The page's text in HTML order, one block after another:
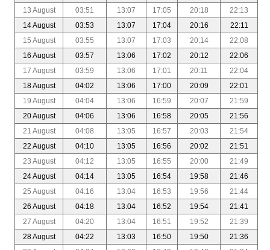
13 August
03:51 13:07 17:05 20:18
22:13
14 August
03:53 13:07 17:04 20:16
22:11
15 August
03:55 13:07 17:03 20:14
22:08
16 August
03:57 13:06 17:02 20:12
22:06
17 August
03:59 13:06 17:01 20:11
22:04
18 August
04:02 13:06 17:00 20:09
22:01
19 August
04:04 13:06 16:59 20:07
21:59
20 August
04:06 13:06 16:58 20:05
21:56
21 August
04:08 13:05 16:57 20:03
21:54
22 August
04:10 13:05 16:56 20:02
21:51
23 August
04:12 13:05 16:55 20:00
21:49
24 August
04:14 13:05 16:54 19:58
21:46
25 August
04:16 13:04 16:53 19:56
21:44
26 August
04:18 13:04 16:52 19:54
21:41
27 August
04:20 13:04 16:51 19:52
21:39
28 August
04:22 13:03 16:50 19:50
21:36